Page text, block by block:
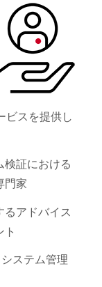
ビスを提供し
検証における
門家
アドバイス
ステム管理